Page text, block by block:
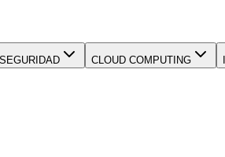
CLOUD COMPUTING